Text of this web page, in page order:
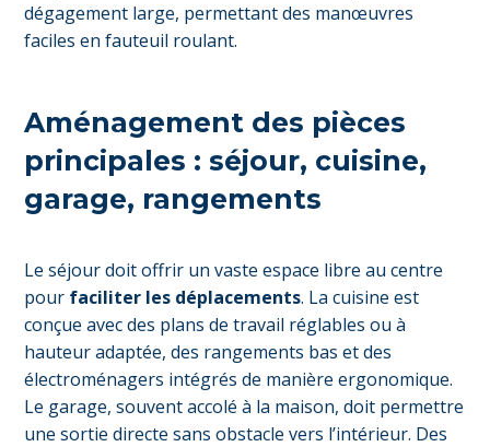
dégagement large, permettant des manœuvres
faciles en fauteuil roulant.
Aménagement des pièces
principales : séjour, cuisine,
garage, rangements
Le séjour doit offrir un vaste espace libre au centre
pour faciliter les déplacements. La cuisine est
conçue avec des plans de travail réglables ou à
hauteur adaptée, des rangements bas et des
électroménagers intégrés de manière ergonomique.
Le garage, souvent accolé à la maison, doit permettre
une sortie directe sans obstacle vers l’intérieur. Des